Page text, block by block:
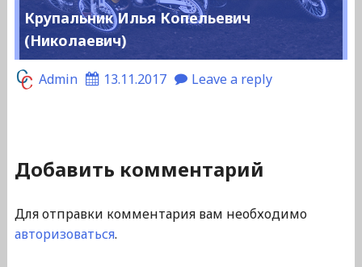
Крупальник Илья Копельевич
(Николаевич)
Admin 13.11.2017 Leave a reply
Добавить комментарий
Для отправки комментария вам необходимо
авторизоваться.